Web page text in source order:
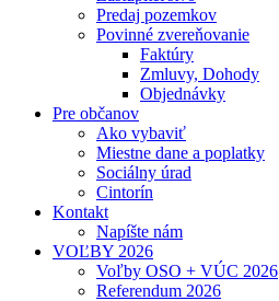
Predaj pozemkov
Povinné zvereňovanie
Faktúry
Zmluvy, Dohody
Objednávky
Pre občanov
Ako vybaviť
Miestne dane a poplatky
Sociálny úrad
Cintorín
Kontakt
Napíšte nám
VOĽBY 2026
Voľby OSO + VÚC 2026
Referendum 2026